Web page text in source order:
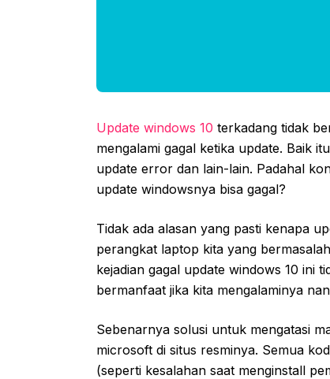
Update windows 10 terkadang tidak
mengalami gagal ketika update. Baik
update error dan lain-lain. Padahal
update windowsnya bisa gagal?
Tidak ada alasan yang pasti kenapa
perangkat laptop kita yang
kejadian gagal update windows 10 ini
bermanfaat jika kita mengalaminya
Sebenarnya solusi untuk mengatasi
microsoft di situs resminya. Semua
(seperti kesalahan saat menginstall